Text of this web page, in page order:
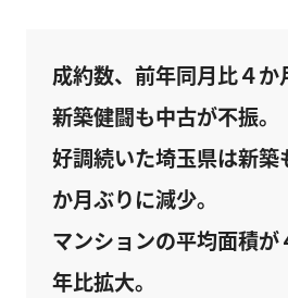
成約数、前年同月比４か
新築健闘も中古が不振。
好調続いた埼玉県は新築
か月ぶりに減少。
マンションの平均面積が
年比拡大。